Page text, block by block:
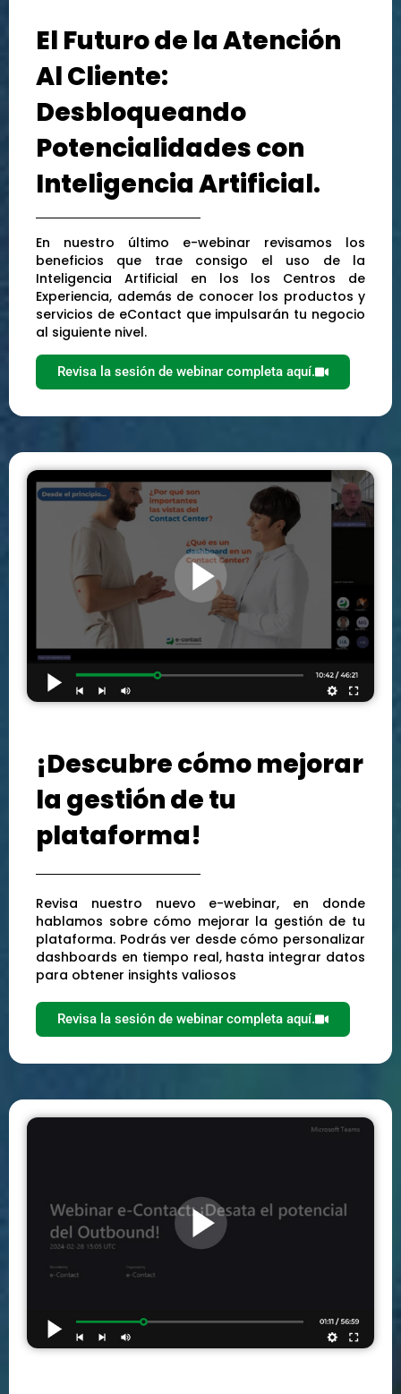
El Futuro de la Atención
Al Cliente:
Desbloqueando
Potencialidades con
Inteligencia Artificial.
En nuestro último e-webinar revisamos los
beneficios que trae consigo el uso de la
Inteligencia Artificial en los los Centros de
Experiencia, además de conocer los productos y
servicios de eContact que impulsarán tu negocio
al siguiente nivel.
Revisa la sesión de webinar completa aquí.
¡Descubre cómo mejorar
la gestión de tu
plataforma!
Revisa nuestro nuevo e-webinar, en donde
hablamos sobre cómo mejorar la gestión de tu
plataforma. Podrás ver desde cómo personalizar
dashboards en tiempo real, hasta integrar datos
para obtener insights valiosos
Revisa la sesión de webinar completa aquí.